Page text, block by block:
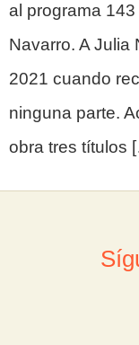
al programa
Navarro. A Julia
2021 cuando
ninguna parte.
obra tres títulos